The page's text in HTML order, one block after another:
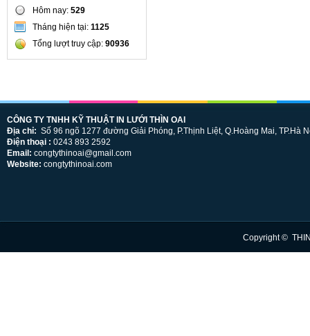
Hôm nay: 529
Tháng hiện tại: 1125
Tổng lượt truy cập: 90936
CÔNG TY TNHH KỸ THUẬT IN LƯỚI THÌN OAI
Địa chỉ: Số 96 ngõ 1277 đường Giải Phóng, P.Thịnh Liệt, Q.Hoàng Mai, TP.Hà
Điện thoại : 0243 893 2592
Email: congtythinoai@gmail.com
Website: congtythinoai.com
Copyright ©